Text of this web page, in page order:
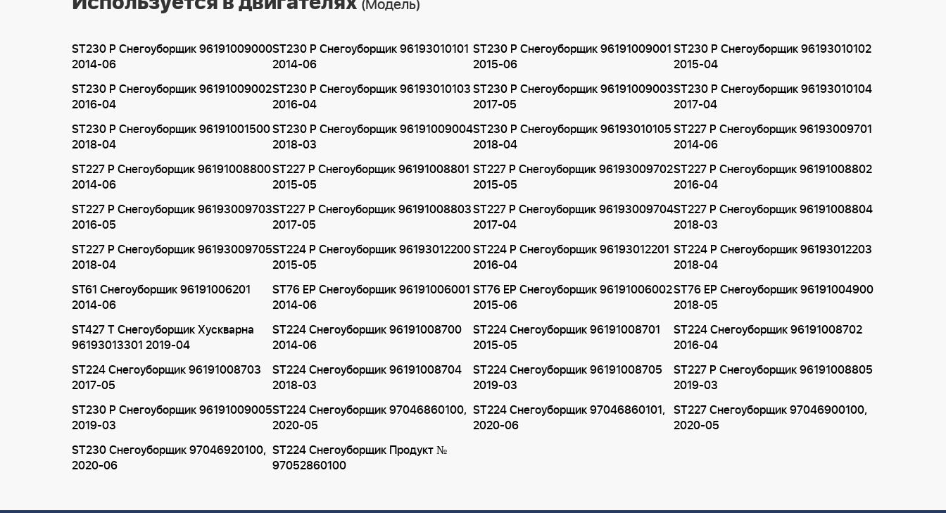
(Модель)
ST230 P Снегоуборщик 96191009000
2014-06
ST230 P Снегоуборщик 96193010101
2014-06
ST230 P Снегоуборщик 96191009001
2015-06
ST230 P Снегоуборщик 96193010102
2015-04
ST230 P Снегоуборщик 96191009002
2016-04
ST230 P Снегоуборщик 96193010103
2016-04
ST230 P Снегоуборщик 96191009003
2017-05
ST230 P Снегоуборщик 96193010104
2017-04
ST230 P Снегоуборщик 96191001500
2018-04
ST230 P Снегоуборщик 96191009004
2018-03
ST230 P Снегоуборщик 96193010105
2018-04
ST227 P Снегоуборщик 96193009701
2014-06
ST227 P Снегоуборщик 96191008800
2014-06
ST227 P Снегоуборщик 96191008801
2015-05
ST227 P Снегоуборщик 96193009702
2015-05
ST227 P Снегоуборщик 96191008802
2016-04
ST227 P Снегоуборщик 96193009703
2016-05
ST227 P Снегоуборщик 96191008803
2017-05
ST227 P Снегоуборщик 96193009704
2017-04
ST227 P Снегоуборщик 96191008804
2018-03
ST227 P Снегоуборщик 96193009705
2018-04
ST224 P Снегоуборщик 96193012200
2015-05
ST224 P Снегоуборщик 96193012201
2016-04
ST224 P Снегоуборщик 96193012203
2018-04
ST61 Снегоуборщик 96191006201
2014-06
ST76 EP Снегоуборщик 96191006001
2014-06
ST76 EP Снегоуборщик 96191006002
2015-06
ST76 EP Снегоуборщик 96191004900
2018-05
ST427 T Снегоуборщик Хускварна
96193013301 2019-04
ST224 Снегоуборщик 96191008700
2014-06
ST224 Снегоуборщик 96191008701
2015-05
ST224 Снегоуборщик 96191008702
2016-04
ST224 Снегоуборщик 96191008703
2017-05
ST224 Снегоуборщик 96191008704
2018-03
ST224 Снегоуборщик 96191008705
2019-03
ST227 P Снегоуборщик 96191008805
2019-03
ST230 P Снегоуборщик 96191009005
2019-03
ST224 Снегоуборщик 97046860100,
2020-05
ST224 Снегоуборщик 97046860101,
2020-06
ST227 Снегоуборщик 97046900100,
2020-05
ST230 Снегоуборщик 97046920100,
2020-06
ST224 Снегоуборщик Продукт №
97052860100